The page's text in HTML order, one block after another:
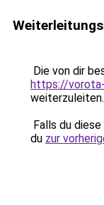
Die von dir
https://
weiterzuleiten.
Falls du
du zur